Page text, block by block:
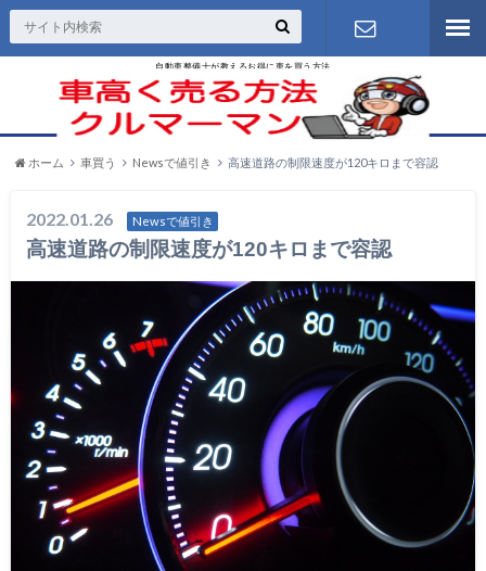
自動車整備士が教えるお得に車を買う方法
お問い合わ
せ
ホーム 車買う Newsで値引き 高速道路の制限速度が120キロまで容認
2022.01.26 Newsで値引き
高速道路の制限速度が120キロまで容認